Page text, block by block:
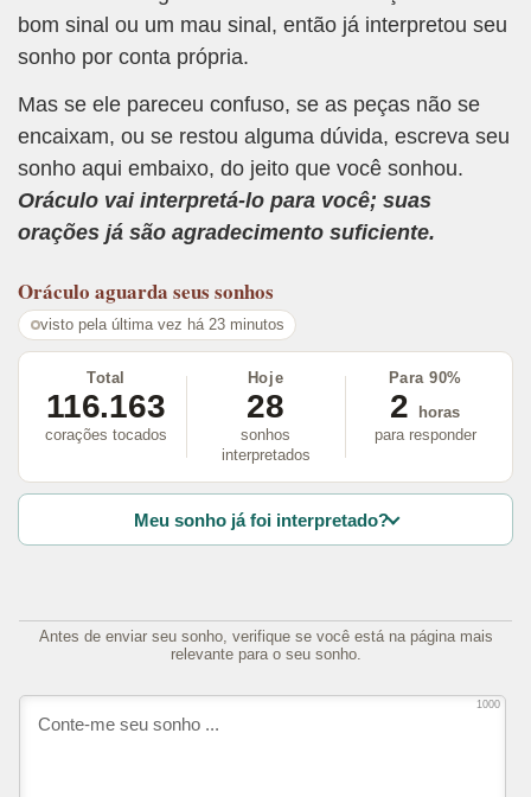
bom sinal ou um mau sinal, então já interpretou seu
sonho por conta própria.
Mas se ele pareceu confuso, se as peças não se
encaixam, ou se restou alguma dúvida, escreva seu
sonho aqui embaixo, do jeito que você sonhou.
Oráculo vai interpretá-lo para você; suas
orações já são agradecimento suficiente.
Oráculo aguarda seus sonhos
visto pela última vez há 23 minutos
Total
116.163
corações tocados
Hoje
28
sonhos
interpretados
Para 90%
2
horas
para responder
Meu sonho já foi interpretado?
Antes de enviar seu sonho, verifique se você está na página mais
relevante para o seu sonho.
1000